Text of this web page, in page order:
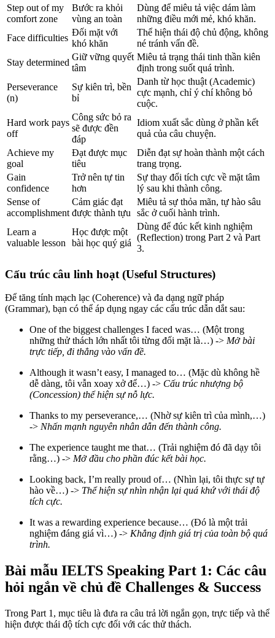
Step out of my
comfort zone
Bước ra khỏi
vùng an toàn
Dùng để miêu tả việc dám làm
những điều mới mẻ, khó khăn.
Face difficulties
Đối mặt với
khó khăn
Thể hiện thái độ chủ động, không
né tránh vấn đề.
Stay determined
Giữ vững quyết
tâm
Miêu tả trạng thái tinh thần kiên
định trong suốt quá trình.
Perseverance
(n)
Sự kiên trì, bền
bỉ
Danh từ học thuật (Academic)
cực mạnh, chỉ ý chí không bỏ
cuộc.
Hard work pays
off
Công sức bỏ ra
sẽ được đền
đáp
Idiom xuất sắc dùng ở phần kết
quả của câu chuyện.
Achieve my
goal
Đạt được mục
tiêu
Diễn đạt sự hoàn thành một cách
trang trọng.
Gain
confidence
Trở nên tự tin
hơn
Sự thay đổi tích cực về mặt tâm
lý sau khi thành công.
Sense of
accomplishment
Cảm giác đạt
được thành tựu
Miêu tả sự thỏa mãn, tự hào sâu
sắc ở cuối hành trình.
Learn a
valuable lesson
Học được một
bài học quý giá
Dùng để đúc kết kinh nghiệm
(Reflection) trong Part 2 và Part
3.
Cấu trúc câu linh hoạt (Useful Structures)
Để tăng tính mạch lạc (Coherence) và đa dạng ngữ pháp
(Grammar), bạn có thể áp dụng ngay các cấu trúc dẫn dắt sau:
One of the biggest challenges I faced was… (Một trong
những thử thách lớn nhất tôi từng đối mặt là…) -> Mở bài
trực tiếp, đi thẳng vào vấn đề.
Although it wasn’t easy, I managed to… (Mặc dù không hề
dễ dàng, tôi vẫn xoay xở để…) -> Cấu trúc nhượng bộ
(Concession) thể hiện sự nỗ lực.
Thanks to my perseverance,… (Nhờ sự kiên trì của mình,…)
-> Nhấn mạnh nguyên nhân dẫn đến thành công.
The experience taught me that… (Trải nghiệm đó đã dạy tôi
rằng…) -> Mở đầu cho phần đúc kết bài học.
Looking back, I’m really proud of… (Nhìn lại, tôi thực sự tự
hào về…) -> Thể hiện sự nhìn nhận lại quá khứ với thái độ
tích cực.
It was a rewarding experience because… (Đó là một trải
nghiệm đáng giá vì…) -> Khẳng định giá trị của toàn bộ quá
trình.
Bài mẫu IELTS Speaking Part 1: Các câu
hỏi ngắn về chủ đề Challenges & Success
Trong Part 1, mục tiêu là đưa ra câu trả lời ngắn gọn, trực tiếp và thể
hiện được thái độ tích cực đối với các thử thách.